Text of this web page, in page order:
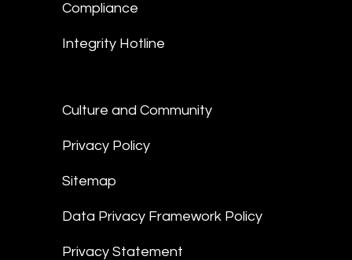
Compliance
Integrity Hotline
Culture and Community
Privacy Policy
Sitemap
Data Privacy Framework Policy
Privacy Statement